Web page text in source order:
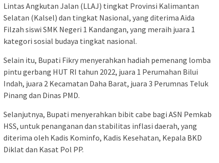
Lintas Angkutan Jalan (LLAJ) tingkat Provinsi Kalimantan
Selatan (Kalsel) dan tingkat Nasional, yang diterima Aida
Filzah siswi SMK Negeri 1 Kandangan, yang meraih juara 1
kategori sosial budaya tingkat nasional.
Selain itu, Bupati Fikry menyerahkan hadiah pemenang lomba
pintu gerbang HUT RI tahun 2022, juara 1 Perumahan Bilui
Indah, juara 2 Kecamatan Daha Barat, juara 3 Perumnas Teluk
Pinang dan Dinas PMD.
Selanjutnya, Bupati menyerahkan bibit cabe bagi ASN Pemkab
HSS, untuk penanganan dan stabilitas inflasi daerah, yang
diterima oleh Kadis Kominfo, Kadis Kesehatan, Kepala BKD
Diklat dan Kasat Pol PP.